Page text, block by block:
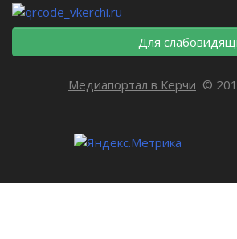
Для
Медиапортал в Керчи ©